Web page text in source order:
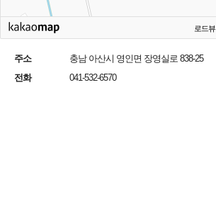
로드뷰
주소
충남 아산시 영인면 장영실로 838-25
전화
041-532-6570